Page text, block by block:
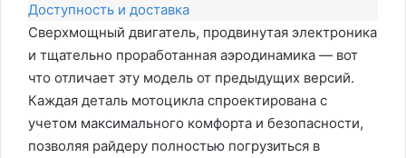
Доступность и доставка
Сверхмощный двигатель, продвинутая электроника
и тщательно проработанная аэродинамика — вот
что отличает эту модель от предыдущих версий.
Каждая деталь мотоцикла спроектирована с
учетом максимального комфорта и безопасности,
позволяя райдеру полностью погрузиться в